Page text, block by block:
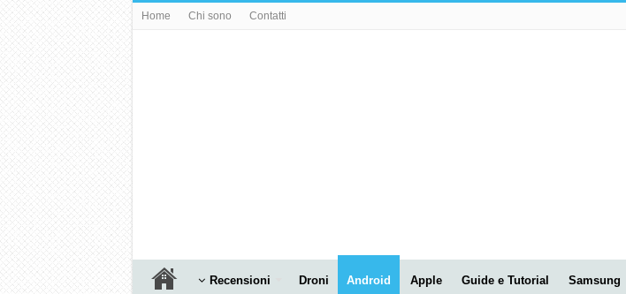
Home Chi sono Contatti
Recensioni Droni Android Apple Guide e Tutorial Samsung